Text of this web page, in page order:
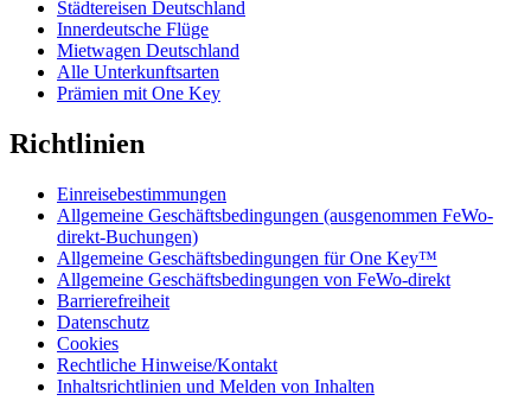
Städtereisen Deutschland
Innerdeutsche Flüge
Mietwagen Deutschland
Alle Unterkunftsarten
Prämien mit One Key
Richtlinien
Einreisebestimmungen
Allgemeine Geschäftsbedingungen (ausgenommen FeWo-
direkt-Buchungen)
Allgemeine Geschäftsbedingungen für One Key™
Allgemeine Geschäftsbedingungen von FeWo-direkt
Barrierefreiheit
Datenschutz
Cookies
Rechtliche Hinweise/Kontakt
Inhaltsrichtlinien und Melden von Inhalten